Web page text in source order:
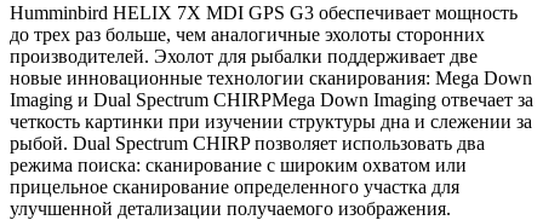
Humminbird HELIX 7X MDI GPS G3 обеспечивает мощность
до трех раз больше, чем аналогичные эхолоты сторонних
производителей. Эхолот для рыбалки поддерживает две
новые инновационные технологии сканирования: Mega Down
Imaging и Dual Spectrum CHIRPMega Down Imaging отвечает за
четкость картинки при изучении структуры дна и слежении за
рыбой. Dual Spectrum CHIRP позволяет использовать два
режима поиска: сканирование с широким охватом или
прицельное сканирование определенного участка для
улучшенной детализации получаемого изображения.